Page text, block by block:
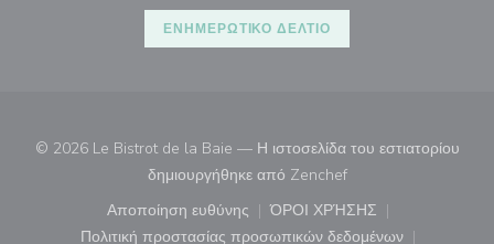
ΕΝΗΜΕΡΩΤΙΚΌ ΔΕΛΤΊΟ
© 2026 Le Bistrot de la Baie — Η ιστοσελίδα του εστιατορίου
δημιουργήθηκε από Zenchef((ανοίγει σε νέο
Αποποίηση ευθύνης
((ανοίγει σε νέο παράθυρο))
ΌΡΟΙ ΧΡΉΣΗΣ
((ανοίγει σε νέο
Πολιτική προστασίας προσωπικών δεδομένων